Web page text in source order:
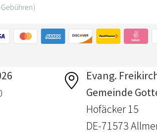
Evang.
Gemeinde
Hofäcker 15
DE-71573